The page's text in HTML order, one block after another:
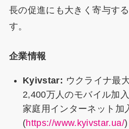
長の促進にも大きく寄与す
す。
企業情報
Kyivstar: ウクライナ最
2,400万人のモバイル加
家庭用インターネット加
(https://www.kyivstar.ua/)